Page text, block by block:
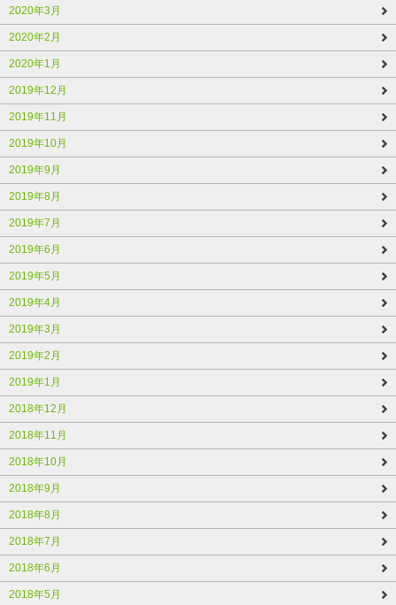
2020年3月
2020年2月
2020年1月
2019年12月
2019年11月
2019年10月
2019年9月
2019年8月
2019年7月
2019年6月
2019年5月
2019年4月
2019年3月
2019年2月
2019年1月
2018年12月
2018年11月
2018年10月
2018年9月
2018年8月
2018年7月
2018年6月
2018年5月